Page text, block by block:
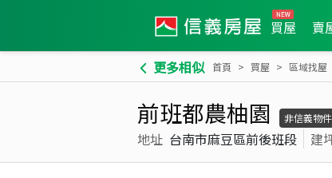
買屋 賣
更多相似 首頁 買屋 區域找屋
前班都農柚園 非信義物件
地址 台南市麻豆區前後班段 建